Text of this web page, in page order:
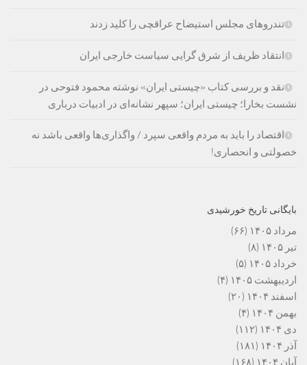
تندروهای مجلس استیضاح عراقچی را کلید زدند
انتقاد ظریف از شرق گرایی سیاست خارجی ایران
نقد و بررسی کتاب «چیستی ایران» نوشته محمود فتوحی در
نشست بخارا؛ چیستی ایران؛ سپهر نشانه‌ای در ادبیات درباری
اقتصاد را باید به مردم واقعی سپرد / واگذاری‌ها واقعی باشد نه
خصولتی و انحصاری!
بایگانی تاریخ خورشیدی
مرداد ۱۴۰۵
(۶۶)
تیر ۱۴۰۵
(۸)
خرداد ۱۴۰۵
(۵)
اردیبهشت ۱۴۰۵
(۴)
اسفند ۱۴۰۴
(۲۰)
بهمن ۱۴۰۴
(۴)
دی ۱۴۰۴
(۱۱۲)
آذر ۱۴۰۴
(۱۸۱)
آبان ۱۴۰۴
(۱۶۸)